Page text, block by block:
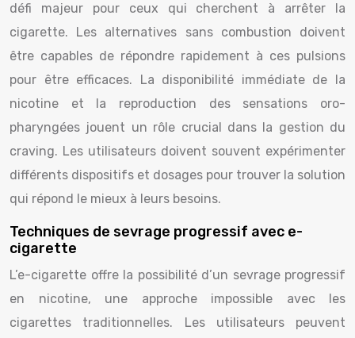
défi majeur pour ceux qui cherchent à arrêter la
cigarette. Les alternatives sans combustion doivent
être capables de répondre rapidement à ces pulsions
pour être efficaces. La disponibilité immédiate de la
nicotine et la reproduction des sensations oro-
pharyngées jouent un rôle crucial dans la gestion du
craving. Les utilisateurs doivent souvent expérimenter
différents dispositifs et dosages pour trouver la solution
qui répond le mieux à leurs besoins.
Techniques de sevrage progressif avec e-
cigarette
L’e-cigarette offre la possibilité d’un sevrage progressif
en nicotine, une approche impossible avec les
cigarettes traditionnelles. Les utilisateurs peuvent